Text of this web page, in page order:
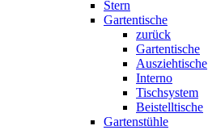
Stern
Gartentische
zurück
Gartentische
Ausziehtische
Interno
Tischsystem
Beistelltische
Gartenstühle